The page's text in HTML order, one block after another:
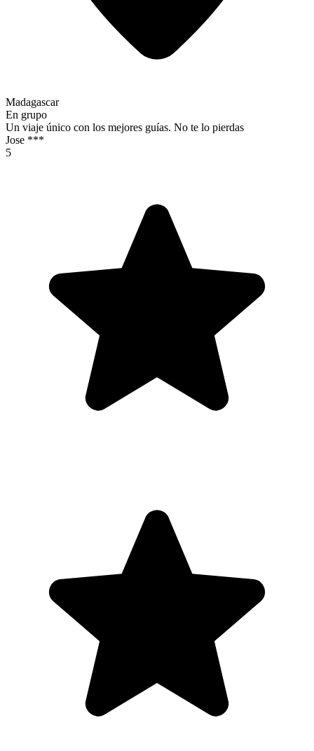
Madagascar
En grupo
Un viaje único con los mejores guías. No te lo pierdas
Jose ***
5